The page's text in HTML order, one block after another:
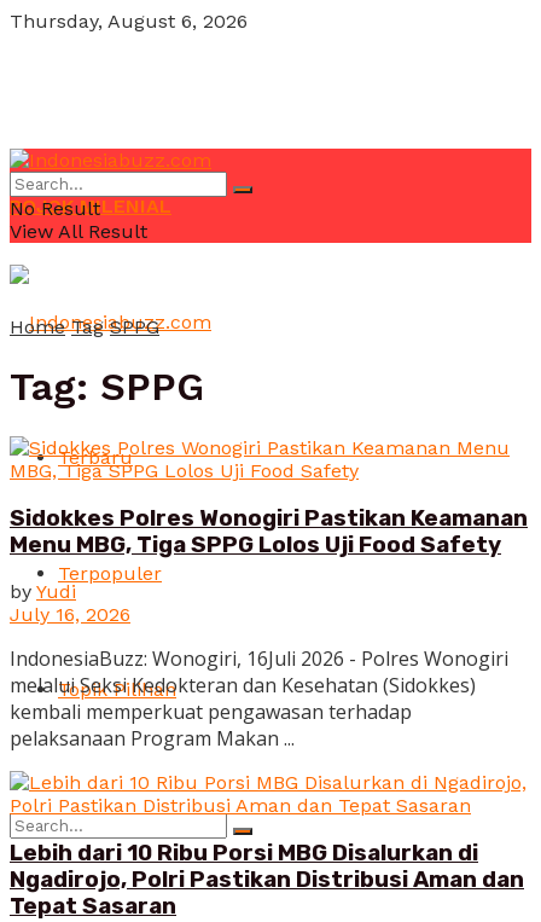
Thursday, August 6, 2026
POJOK MILENIAL
Terbaru
Terpopuler
Topik Pilihan
No Result
View All Result
Home Tag SPPG
Tag: SPPG
Sidokkes Polres Wonogiri Pastikan Keamanan
Menu MBG, Tiga SPPG Lolos Uji Food Safety
by Yudi
July 16, 2026
IndonesiaBuzz: Wonogiri, 16Juli 2026 - Polres Wonogiri
melalui Seksi Kedokteran dan Kesehatan (Sidokkes)
kembali memperkuat pengawasan terhadap
pelaksanaan Program Makan ...
Lebih dari 10 Ribu Porsi MBG Disalurkan di
Ngadirojo, Polri Pastikan Distribusi Aman dan
Tepat Sasaran